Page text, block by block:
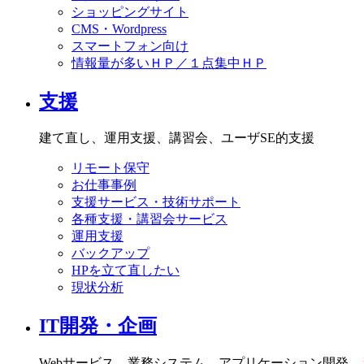
ショッピングサイト
CMS・Wordpress
スマートフォン向け
情報量が多いＨＰ／１点集中ＨＰ
支援
建て直し、運用支援、講習会、ユーザSE的支援
リモート保守
お仕事事例
支援サービス・技術サポート
各種支援・講習会サービス
運用支援
バックアップ
HPを立て直したい
現状分析
IT開発・企画